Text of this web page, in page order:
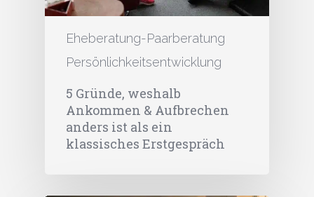
Eheberatung-Paarberatung
Persönlichkeitsentwicklung
5 Gründe, weshalb
Ankommen & Aufbrechen
anders ist als ein
klassisches Erstgespräch